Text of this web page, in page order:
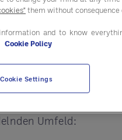
Trends für 2025
Schlüsselfaktoren
wir die folgenden
Umfeld:
them without
and to know
Cookie Policy
Cookie Settings